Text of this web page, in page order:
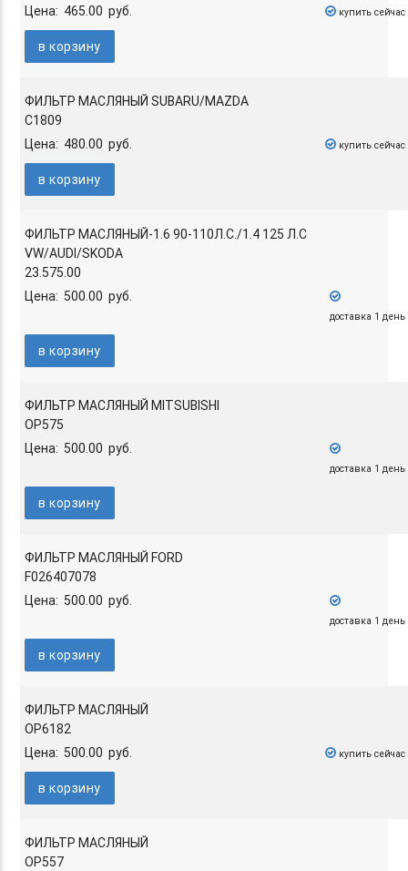
Цена: 465.00 руб.
купить сейчас
в корзину
ФИЛЬТР МАСЛЯНЫЙ SUBARU/MAZDA
C1809
Цена: 480.00 руб.
купить сейчас
в корзину
ФИЛЬТР МАСЛЯНЫЙ-1.6 90-110Л.С./1.4 125 Л.С
VW/AUDI/SKODA
23.575.00
Цена: 500.00 руб.
доставка 1 день
в корзину
ФИЛЬТР МАСЛЯНЫЙ MITSUBISHI
OP575
Цена: 500.00 руб.
доставка 1 день
в корзину
ФИЛЬТР МАСЛЯНЫЙ FORD
F026407078
Цена: 500.00 руб.
доставка 1 день
в корзину
ФИЛЬТР МАСЛЯНЫЙ
OP6182
Цена: 500.00 руб.
купить сейчас
в корзину
ФИЛЬТР МАСЛЯНЫЙ
OP557